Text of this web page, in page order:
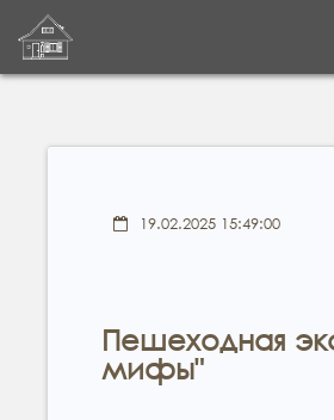
19.02.2025 15:49:00
Пешеходная
мифы"